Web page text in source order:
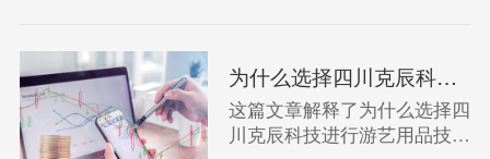
为什么选择四川克辰科技进行游艺用品技术开发？IT咨询指南。
这篇文章解释了为什么选择四
川克辰科技进行游艺用品技术